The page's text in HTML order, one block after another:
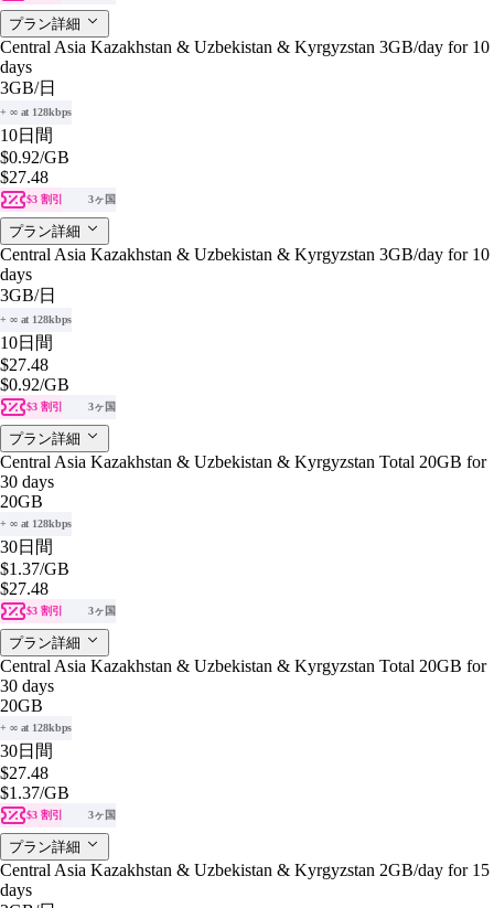
プラン詳細
Central Asia Kazakhstan & Uzbekistan & Kyrgyzstan 3GB/day for 10
days
3GB/日
+ ∞ at 128kbps
10日間
$0.92/GB
$27.48
$3 割引 3ヶ国
プラン詳細
Central Asia Kazakhstan & Uzbekistan & Kyrgyzstan 3GB/day for 10
days
3GB/日
+ ∞ at 128kbps
10日間
$27.48
$0.92/GB
$3 割引 3ヶ国
プラン詳細
Central Asia Kazakhstan & Uzbekistan & Kyrgyzstan Total 20GB for
30 days
20GB
+ ∞ at 128kbps
30日間
$1.37/GB
$27.48
$3 割引 3ヶ国
プラン詳細
Central Asia Kazakhstan & Uzbekistan & Kyrgyzstan Total 20GB for
30 days
20GB
+ ∞ at 128kbps
30日間
$27.48
$1.37/GB
$3 割引 3ヶ国
プラン詳細
Central Asia Kazakhstan & Uzbekistan & Kyrgyzstan 2GB/day for 15
days